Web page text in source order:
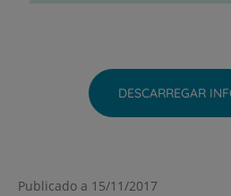
DESCARREGAR
Publicado a 15/11/2017